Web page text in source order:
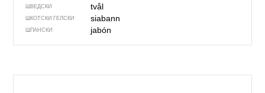
ШВЕДСКИ tvål
ШКОТСКИ ГЕЛСКИ siabann
ШПАНСКИ jabón